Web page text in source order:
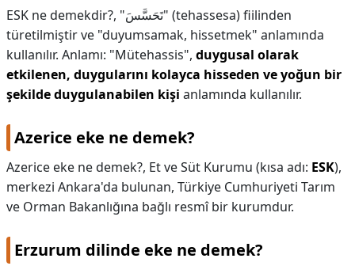
ESK ne demekdir?, "تَحَسَّسَ" (tehassesa) fiilinden
türetilmiştir ve "duyumsamak, hissetmek" anlamında
kullanılır. Anlamı: "Mütehassis", duygusal olarak
etkilenen, duygularını kolayca hisseden ve yoğun bir
şekilde duygulanabilen kişi anlamında kullanılır.
Azerice eke ne demek?
Azerice eke ne demek?, Et ve Süt Kurumu (kısa adı: ESK),
merkezi Ankara'da bulunan, Türkiye Cumhuriyeti Tarım
ve Orman Bakanlığına bağlı resmî bir kurumdur.
Erzurum dilinde eke ne demek?